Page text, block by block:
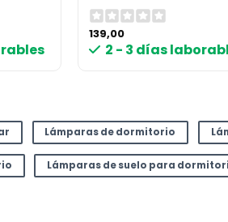
139,00
2 - 3 días
Lámparas de dormitorio
Lámparas de suelo para